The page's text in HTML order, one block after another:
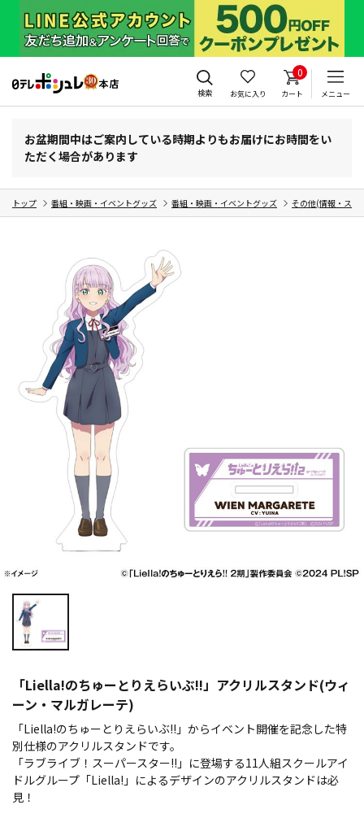
検索 お気に入り
0
カート メニュー
お盆期間中はご案内している時期よりもお届けにお時間をい
ただく場合があります
トップ 番組・映画・イベントグッズ 番組・映画・イベントグッズ その他(情報・スポ
「Liella!のちゅーとりえらいぶ!!」アクリルスタンド(ウィ
ーン・マルガレーテ)
「Liella!のちゅーとりえらいぶ!!」からイベント開催を記念した特
別仕様のアクリルスタンドです。
「ラブライブ！スーパースター!!」に登場する11人組スクールアイ
ドルグループ「Liella!」によるデザインのアクリルスタンドは必
見！